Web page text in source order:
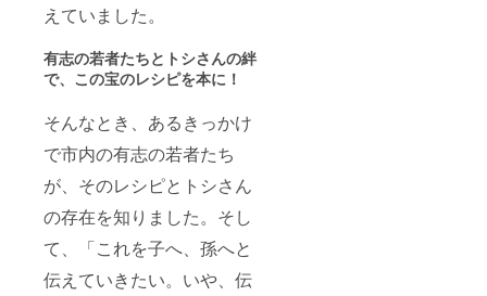
えていました。
有志の若者たちとトシさんの絆
で、この宝のレシピを本に！
そんなとき、あるきっかけ
で市内の有志の若者たち
が、そのレシピとトシさん
の存在を知りました。そし
て、「これを子へ、孫へと
伝えていきたい。いや、伝